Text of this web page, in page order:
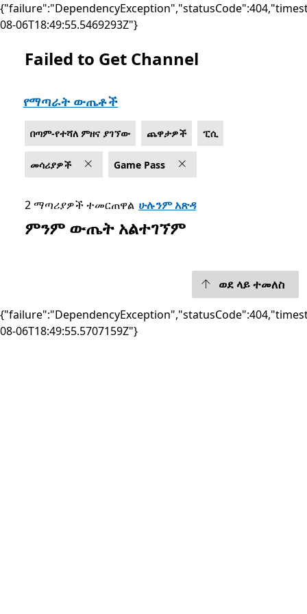
08-06T18:49:55.5469293Z"}
List Microsoft.com
Failed to Get Channel
የማጣራት ውጤቶች
በጣም-የተሻለ ምዘና ያገኘው ጨዋታዎች ፒሲ
መሳሪያዎች Game Pass
2 ማጣሪያዎች ተመርጠዋል ሁሉንም አጽዳ
ምንም ውጤት አልተገኘም
ወደ ላይ ተመለስ
08-06T18:49:55.5707159Z"}